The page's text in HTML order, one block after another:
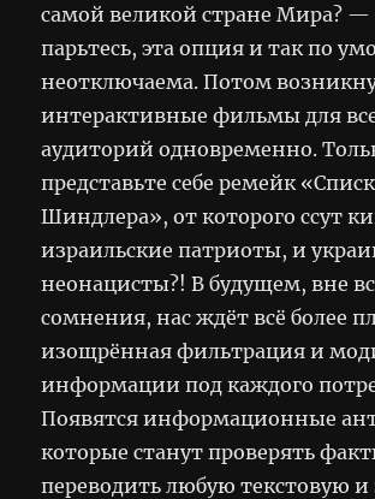
самой великой стране Мира? —
парьтесь, эта опция и так по
неотключаема. Потом
интерактивные фильмы для
аудиторий одновременно.
представьте себе ремейк
Шиндлера», от которого ссут
израильские патриоты, и
неонацисты?! В будущем, вне
сомнения, нас ждёт всё более
изощрённая фильтрация и
информации под каждого
Появятся информационные
которые станут проверять
переводить любую текстовую и